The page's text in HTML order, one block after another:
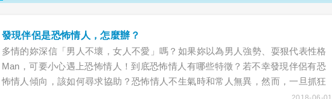
發現伴侶是恐怖情人，怎麼辦？
多情的妳深信「男人不壞，女人不愛」嗎？如果妳以為男人強勢、耍狠代表性格
Man，可要小心遇上恐怖情人！到底恐怖情人有哪些特徵？若不幸發現伴侶有恐
怖情人傾向，該如何尋求協助？恐怖情人不生氣時和常人無異，然而，一旦抓狂
便令人難以忍受。婦女救援基金會婦幼部主任曾瀞儀說，恐怖情人的性格多半兼